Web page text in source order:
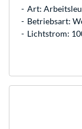
Art:
Betriebsart:
Lichtstrom: